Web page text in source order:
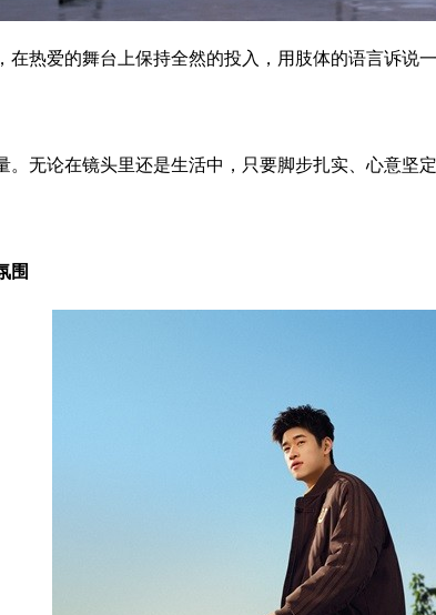
在热爱的舞台上保持全然的投入，用肢体的语言诉说
。无论在镜头里还是生活中，只要脚步扎实、心意坚
围